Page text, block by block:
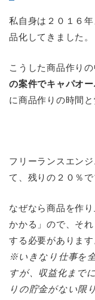
私自身は２０１６
品化してきました。
こうした商品作り
の案件でキャパオ
に商品作りの時間
フリーランスエン
て、残りの２０％
なぜなら商品を作
かかる」ので、そ
する必要があります
※いきなり仕事を
すが、収益化まで
りの貯金がない限